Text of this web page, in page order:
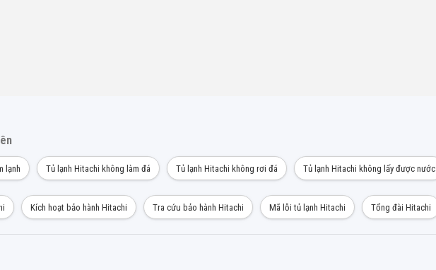
lạnh Tủ lạnh Hitachi không làm đá Tủ lạnh Hitachi không rơi đá Tủ lạnh Hitachi không lấy được nước
Kích hoạt bảo hành Hitachi Tra cứu bảo hành Hitachi Mã lỗi tủ lạnh Hitachi Tổng đài Hitachi